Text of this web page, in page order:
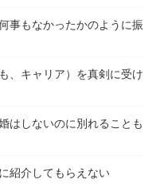
事もなかったかのように振
、キャリア）を真剣に受け
はしないのに別れることも
紹介してもらえない